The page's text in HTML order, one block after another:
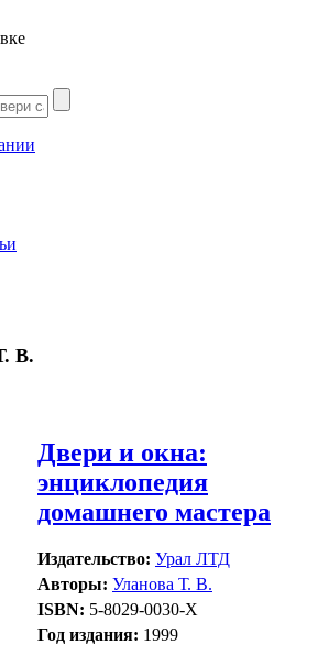
В.
Двери и окна:
энциклопедия
домашнего мастера
Издательство: Урал ЛТД
Авторы: Уланова Т. В.
ISBN: 5-8029-0030-X
Год издания: 1999